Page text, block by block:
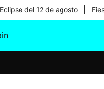
Eclipse del 12 de agosto